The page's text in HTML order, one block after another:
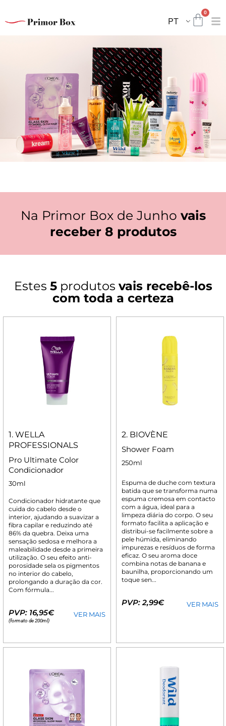
content
PT
0
Na Primor Box de Junho vais
receber 8 produtos
Estes 5produtos vais recebê-los
com toda a certeza
1. WELLA
PROFESSIONALS
Pro Ultimate Color
Condicionador
30ml
Condicionador hidratante que
cuida do cabelo desde o
interior, ajudando a suavizar a
fibra capilar e reduzindo até
86% da quebra. Deixa uma
sensação sedosa e melhora a
maleabilidade desde a primeira
utilização. O seu efeito anti-
porosidade sela os pigmentos
no interior do cabelo,
prolongando a duração da cor.
Com fórmula...
PVP: 16,95€
(formato de 200ml)
VER MAIS
2. BIOVÈNE
Shower Foam
250ml
Espuma de duche com textura
batida que se transforma numa
espuma cremosa em contacto
com a água, ideal para a
limpeza diária do corpo. O seu
formato facilita a aplicação e
distribui-se facilmente sobre a
pele húmida, eliminando
impurezas e resíduos de forma
eficaz. O seu aroma doce
combina notas de banana e
baunilha, proporcionando um
toque sen...
PVP: 2,99€ VER MAIS